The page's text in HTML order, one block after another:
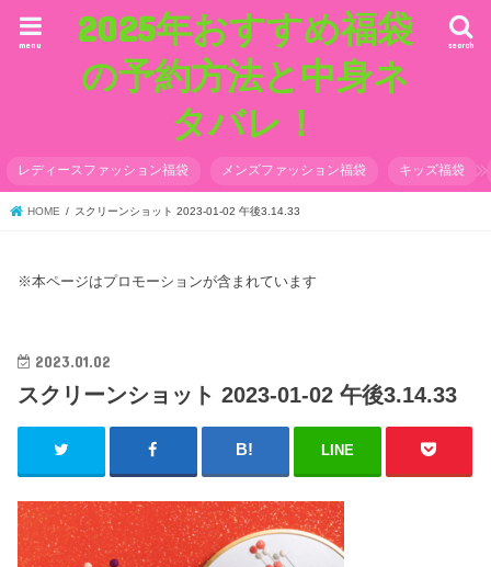
2025年おすすめ福袋
の予約方法と中身ネ
タバレ！
search
menu
レディースファッション福袋 メンズファッション福袋 キッズ福袋
HOME スクリーンショット 2023-01-02 午後3.14.33
※本ページはプロモーションが含まれています
2023.01.02
スクリーンショット 2023-01-02 午後3.14.33
LINE